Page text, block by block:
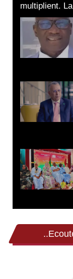
multiplient.